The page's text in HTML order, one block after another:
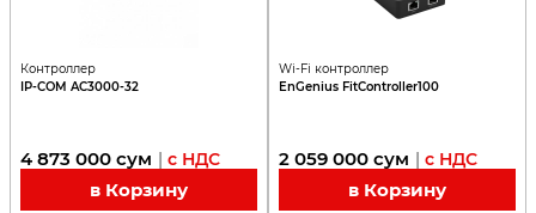
Контроллер
IP-COM AC3000-32
4 873 000 сум | с НДС
в Корзину
Wi-Fi контроллер
EnGenius FitController100
2 059 000 сум | с НДС
в Корзину